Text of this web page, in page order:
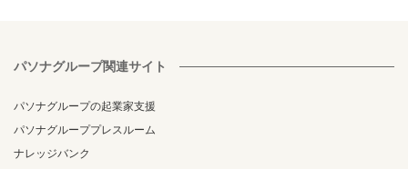
パソナグループ関連サイト
パソナグループの起業家支援
パソナグループプレスルーム
ナレッジバンク